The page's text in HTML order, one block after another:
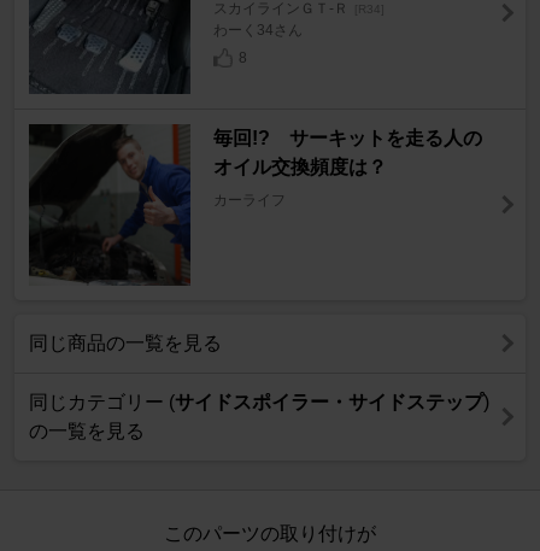
スカイラインＧＴ‐Ｒ [R34]
わーく34さん
8
毎回!? サーキットを走る人の
オイル交換頻度は？
カーライフ
同じ商品の一覧を見る
同じカテゴリー (サイドスポイラー・サイドステップ)
の一覧を見る
このパーツの取り付けが